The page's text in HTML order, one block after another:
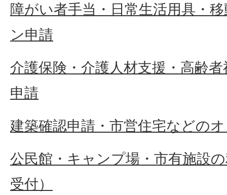
障がい者手当・日常生活用具・
ン申請
介護保険・介護人材支援・高齢
申請
建築確認申請・市営住宅などの
公民館・キャンプ場・市有施設
受付）